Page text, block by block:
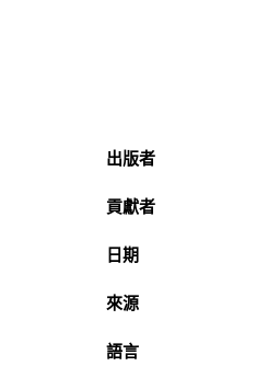
出版者
貢獻者
日期
來源
語言